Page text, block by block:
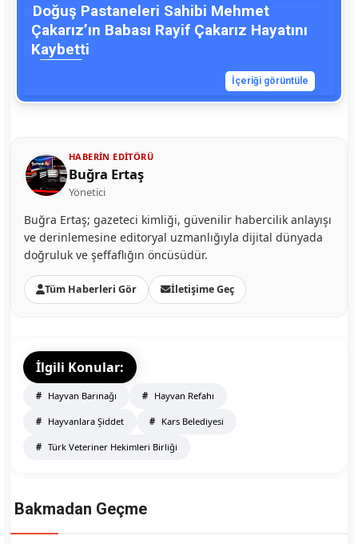
Doğuş Pastaneleri Sahibi Mehmet
Çakarız’ın Babası Rayif Çakarız Hayatını
Kaybetti
İçeriği görüntüle
HABERIN EDITÖRÜ
Buğra Ertaş
Yönetici
Buğra Ertaş; gazeteci kimliği, güvenilir habercilik anlayışı
ve derinlemesine editoryal uzmanlığıyla dijital dünyada
doğruluk ve şeffaflığın öncüsüdür.
Tüm Haberleri Gör İletişime Geç
İlgili Konular:
Hayvan Barınağı Hayvan Refahı
Hayvanlara Şiddet Kars Belediyesi
Türk Veteriner Hekimleri Birliği
Bakmadan Geçme